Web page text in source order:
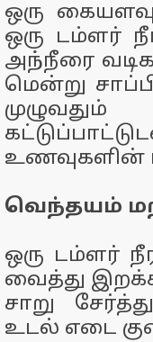
ஒரு
ஒரு டம்ளர்
அந்நீரை
மென்று
உணவுகளின்
வெந்தயம்
ஒரு டம்ளர்
வைத்து
சாறு
உடல் எடை